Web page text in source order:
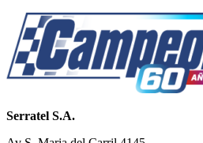
Serratel S.A.